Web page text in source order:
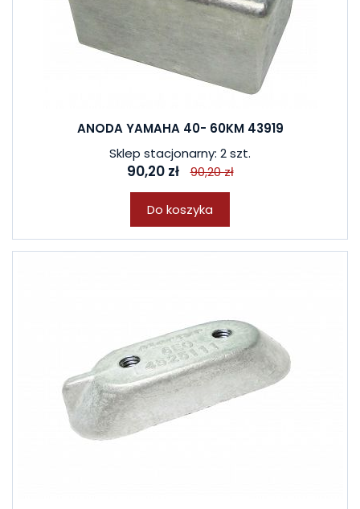
ANODA YAMAHA 40- 60KM 43919
Sklep stacjonarny: 2 szt.
90,20 zł 90,20 zł
Do koszyka